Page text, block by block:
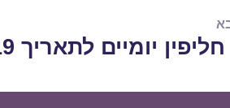
יומיים לתאריך 12/04/2019